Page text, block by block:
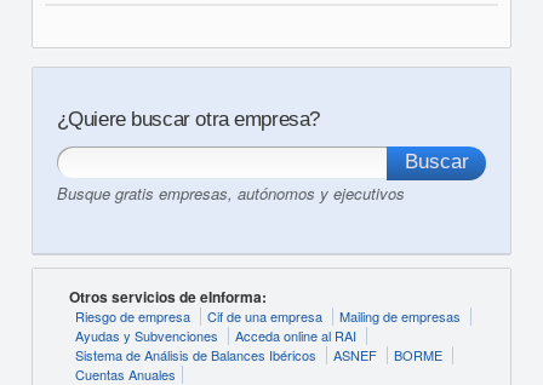
¿Quiere buscar otra empresa?
Busque gratis empresas, autónomos y ejecutivos
Otros servicios de eInforma:
Riesgo de empresa Cif de una empresa
Mailing de empresas
Ayudas y Subvenciones
Acceda online al RAI
Sistema de Análisis de Balances Ibéricos
ASNEF
BORME
Cuentas Anuales